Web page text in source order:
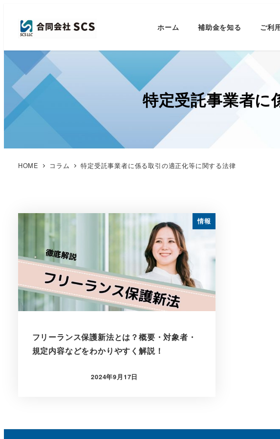
ホーム 補助金を知る ご利
特定受託事業者に
HOME コラム 特定受託事業者に係る取引の適正化等に関する法律
情報
フリーランス保護新法とは？概要・対象者・
規定内容などをわかりやすく解説！
2024年9月17日